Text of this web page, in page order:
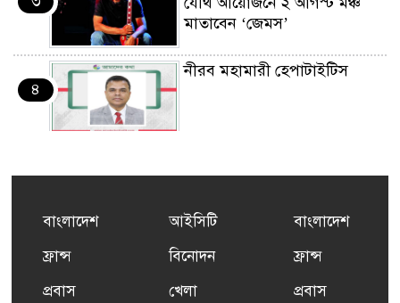
মাতাবেন ‘জেমস’
৪
নীরব মহামারী হেপাটাইটিস
৫
এর সম্পূর্ণ বিনামূল্যের সুশি
ফ্রান্সসহ ইউরোপীয় দেশসমূহে
দাবদাহ: কারণ, প্রভাব ও করণীয়
বাংলাদেশ
ফ্রান্স
প্রবাস
আইসিটি
বিনোদন
খেলা
বাংলাদেশ
ফ্রান্স
প্রবাস